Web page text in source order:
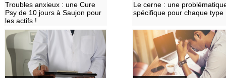
Troubles anxieux : une Cure
Psy de 10 jours à Saujon pour
les actifs !
Le cerne : une
spécifique pour chaque type